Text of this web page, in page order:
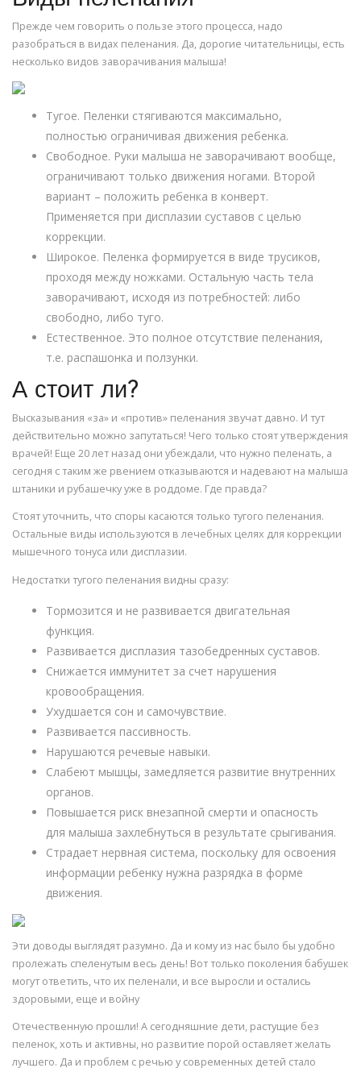
Прежде чем говорить о пользе этого процесса, надо
разобраться в видах пеленания. Да, дорогие читательницы, есть
несколько видов заворачивания малыша!
Тугое. Пеленки стягиваются максимально,
полностью ограничивая движения ребенка.
Свободное. Руки малыша не заворачивают вообще,
ограничивают только движения ногами. Второй
вариант – положить ребенка в конверт.
Применяется при дисплазии суставов с целью
коррекции.
Широкое. Пеленка формируется в виде трусиков,
проходя между ножками. Остальную часть тела
заворачивают, исходя из потребностей: либо
свободно, либо туго.
Естественное. Это полное отсутствие пеленания,
т.е. распашонка и ползунки.
А стоит ли?
Высказывания «за» и «против» пеленания звучат давно. И тут
действительно можно запутаться! Чего только стоят утверждения
врачей! Еще 20 лет назад они убеждали, что нужно пеленать, а
сегодня с таким же рвением отказываются и надевают на малыша
штаники и рубашечку уже в роддоме. Где правда?
Стоят уточнить, что споры касаются только тугого пеленания.
Остальные виды используются в лечебных целях для коррекции
мышечного тонуса или дисплазии.
Недостатки тугого пеленания видны сразу:
Тормозится и не развивается двигательная
функция.
Развивается дисплазия тазобедренных суставов.
Снижается иммунитет за счет нарушения
кровообращения.
Ухудшается сон и самочувствие.
Развивается пассивность.
Нарушаются речевые навыки.
Слабеют мышцы, замедляется развитие внутренних
органов.
Повышается риск внезапной смерти и опасность
для малыша захлебнуться в результате срыгивания.
Страдает нервная система, поскольку для освоения
информации ребенку нужна разрядка в форме
движения.
Эти доводы выглядят разумно. Да и кому из нас было бы удобно
пролежать спеленутым весь день! Вот только поколения бабушек
могут ответить, что их пеленали, и все выросли и остались
здоровыми, еще и войну
Отечественную прошли! А сегодняшние дети, растущие без
пеленок, хоть и активны, но развитие порой оставляет желать
лучшего. Да и проблем с речью у современных детей стало